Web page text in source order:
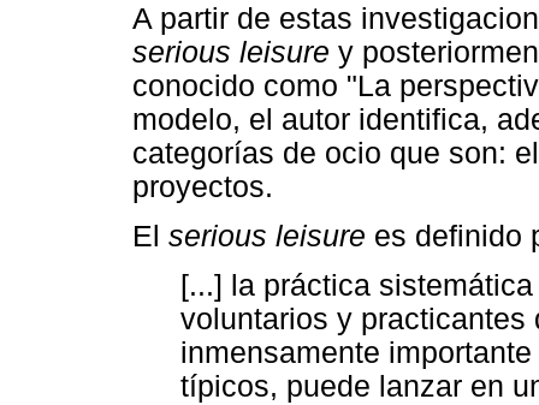
A partir de estas
serious leisure y
conocido como "La
modelo, el autor identifica,
categorías de ocio que son:
proyectos.
El serious leisure es definido
[...] la práctica
voluntarios y
inmensamente
típicos, puede lanzar en